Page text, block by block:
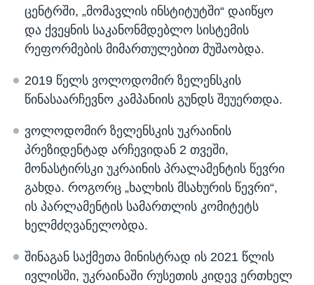
ცენტრში, „მომავლის ინსტიტუტში“ დაიწყო
და ქვეყნის საკანონმდებლო სისტემის
რეფორმების მიმართულებით მუშაობდა.
2019 წელს ვოლოდომირ ზელენსკის
წინასაარჩევნო კამპანიის გუნდს შეუერთდა.
ვოლოდომირ ზელენსკის უკრაინის
პრეზიდენტად არჩევიდან 2 თვეში,
მონასტირსკი უკრაინის პრალამენტის წევრი
გახდა. როგორც „ხალხის მსახურის წევრი“,
ის პარლამენტის სამართლის კომიტეტს
ხელმძღვანელობდა.
შინაგან საქმეთა მინისტრად ის 2021 წლის
ივლისში, უკრაინაში რუსეთის კიდევ ერთხელ